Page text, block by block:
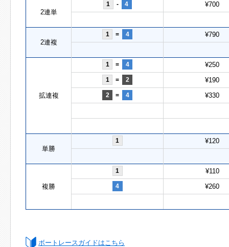
2連単
1 - 4 ¥700
2連複
1 = 4 ¥790
拡連複
1 = 4 ¥250
1 = 2 ¥190
2 = 4 ¥330
単勝
1 ¥120
複勝
1 ¥110
4 ¥260
ボートレースガイドはこちら